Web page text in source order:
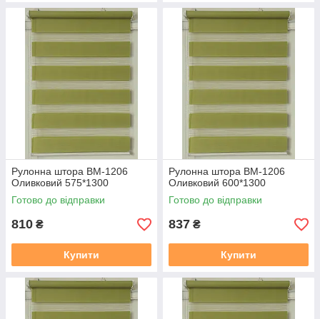
Рулонна штора ВМ-1206
Оливковий 575*1300
Готово до відправки
810 ₴
Купити
Рулонна штора ВМ-1206
Оливковий 600*1300
Готово до відправки
837 ₴
Купити